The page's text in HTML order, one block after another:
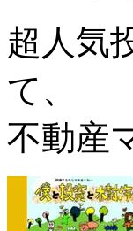
超人気
て、
不動産